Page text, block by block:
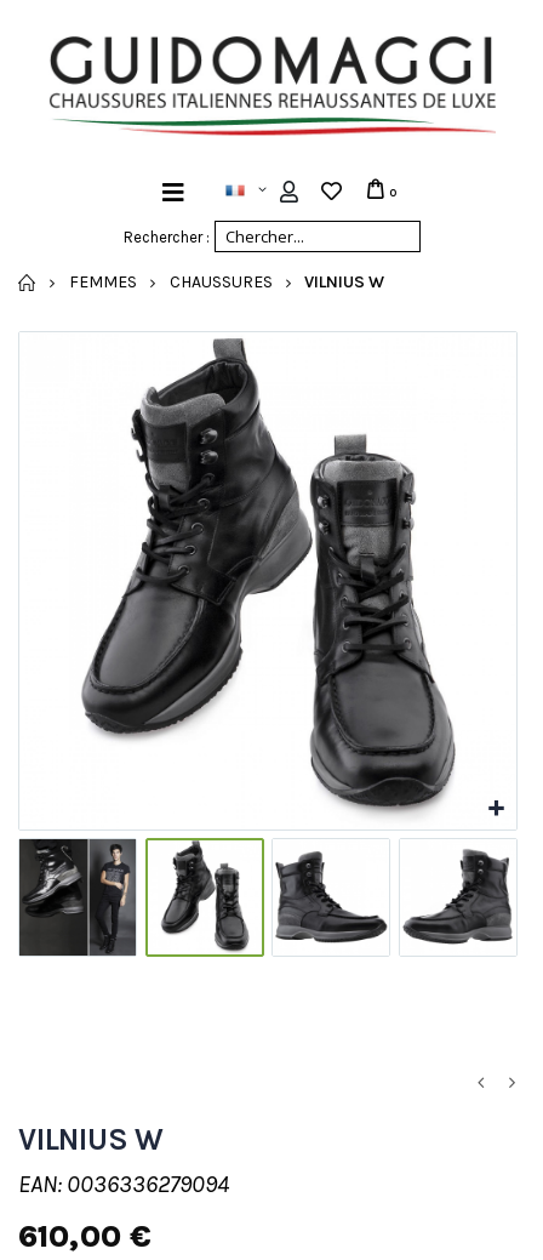
Rechercher :
0
ACCUEIL
FEMMES CHAUSSURES VILNIUS W
VILNIUS W
EAN: 0036336279094
610,00 €